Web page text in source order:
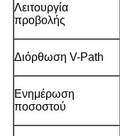
Λειτουργία
προβολής
Διόρθωση V-Path
Ενημέρωση
ποσοστού